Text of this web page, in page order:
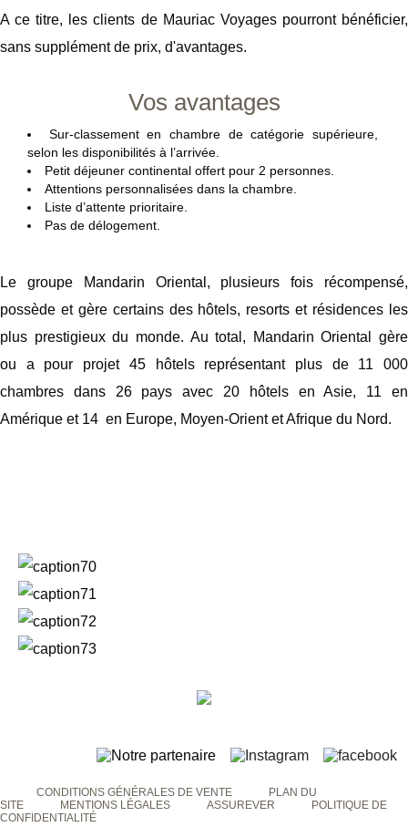
A ce titre, les clients de Mauriac Voyages pourront bénéficier,
sans supplément de prix, d'avantages.
Vos avantages
Sur-classement en chambre de catégorie supérieure,
selon les disponibilités à l’arrivée.
Petit déjeuner continental offert pour 2 personnes.
Attentions personnalisées dans la chambre.
Liste d’attente prioritaire.
Pas de délogement.
Le groupe Mandarin Oriental, plusieurs fois récompensé,
possède et gère certains des hôtels, resorts et résidences les
plus prestigieux du monde. Au total, Mandarin Oriental gère
ou a pour projet 45 hôtels représentant plus de 11 000
chambres dans 26 pays avec 20 hôtels en Asie, 11 en
Amérique et 14 en Europe, Moyen-Orient et Afrique du Nord.
CONDITIONS GÉNÉRALES DE VENTE
PLAN DU
SITE
MENTIONS LÉGALES ASSUREVER
POLITIQUE DE
CONFIDENTIALITÉ